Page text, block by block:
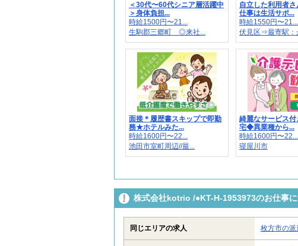
＜30代〜60代シニア層活躍中
＞身体負担...
時給1500円〜21...
生駒郡三郷町 ◎来社...
自立した利用者
仕事は生活サポ...
時給1550円〜21...
伏見区⇒最寄駅：
面接＊履歴書スキップで即勤
務★ホテルみた...
時給1600円〜22...
池田市室町周辺//最...
綺麗なサービス
宅◆異業種から...
時給1600円〜22...
寝屋川市
株式会社kotrio /●KT-H-1953973のお仕事
同じエリアの求人 枚方市の派